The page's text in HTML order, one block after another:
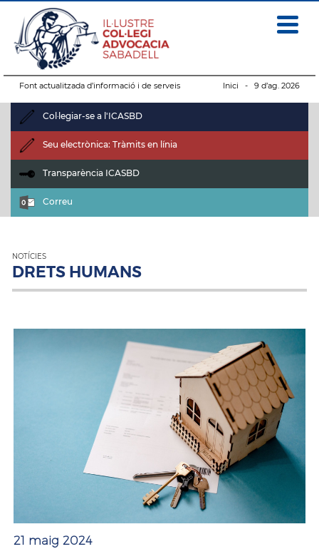
Font actualitzada d’informació i de serveis Inici - 9 d’ag. 2026
Col·legiar-se a l'ICASBD
Seu electrònica: Tràmits en línia
Transparència ICASBD
Correu
NOTÍCIES
DRETS HUMANS
21 maig 2024